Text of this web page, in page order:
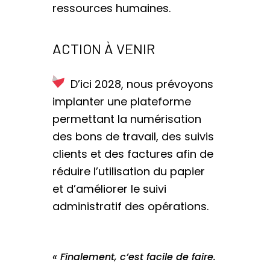
ressources humaines.
ACTION À VENIR
D’ici 2028, nous prévoyons
implanter une plateforme
permettant la numérisation
des bons de travail, des suivis
clients et des factures afin de
réduire l’utilisation du papier
et d’améliorer le suivi
administratif des opérations.
« Finalement, c’est facile de faire.